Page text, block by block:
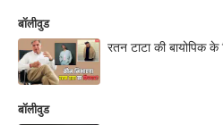
बॉलीवुड
रतन टाटा की बायोपिक
बॉलीवुड